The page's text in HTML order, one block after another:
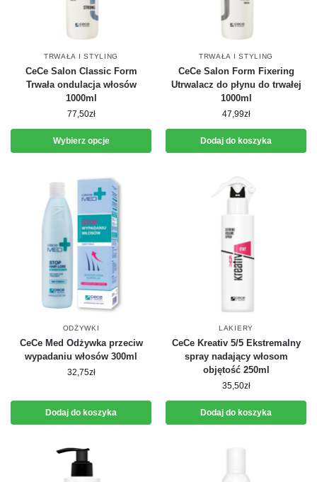
TRWAŁA I STYLING
CeCe Salon Classic Form
Trwała ondulacja włosów
1000ml
77,50zł
Wybierz opcje
TRWAŁA I STYLING
CeCe Salon Form Fixering
Utrwalacz do płynu do trwałej
1000ml
47,99zł
Dodaj do koszyka
ODŻYWKI
CeCe Med Odżywka przeciw
wypadaniu włosów 300ml
32,75zł
Dodaj do koszyka
LAKIERY
CeCe Kreativ 5/5 Ekstremalny
spray nadający włosom
objętość 250ml
35,50zł
Dodaj do koszyka